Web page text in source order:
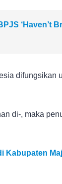
‘Haven’t
difungsikan
di-, maka
Kabupaten